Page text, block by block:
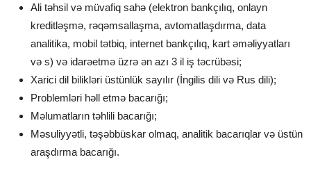
Ali təhsil və müvafiq sahə (elektron bankçılıq, onlayn
kreditləşmə, rəqəmsallaşma, avtomatlaşdırma, data
analitika, mobil tətbiq, internet bankçılıq, kart əməliyyatları
və s) və idarəetmə üzrə ən azı 3 il iş təcrübəsi;
Xarici dil bilikləri üstünlük sayılır (İngilis dili və Rus dili);
Problemləri həll etmə bacarığı;
Məlumatların təhlili bacarığı;
Məsuliyyətli, təşəbbüskar olmaq, analitik bacarıqlar və üstün
araşdırma bacarığı.